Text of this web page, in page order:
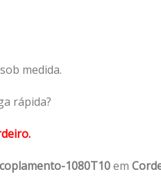
medida.
rápida?
1080T10em